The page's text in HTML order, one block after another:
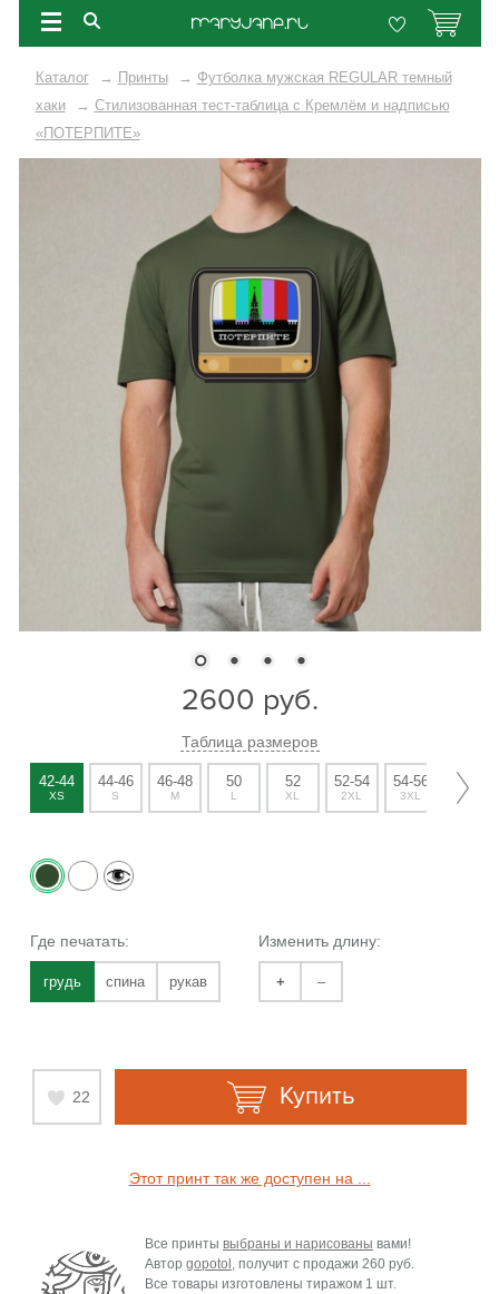
Каталог → Принты → Футболка мужская REGULAR темный
хаки
→ Стилизованная тест-таблица с Кремлём и надписью
«ПОТЕРПИТЕ»
2600 руб.
Таблица размеров
42-44
XS
44-46
S
46-48
M
50
L
52
XL
52-54
2XL
54-56
3XL
56-58
4XL
Где печатать:
грудь спина рукав
Изменить длину:
+ –
22 Купить
Этот принт так же доступен на ...
Все принты выбраны и нарисованы вами!
Автор gopotol , получит с продажи 260 руб.
Все товары изготовлены тиражом 1 шт.